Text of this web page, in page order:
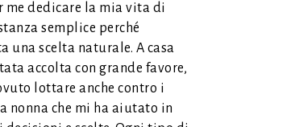
me dedicare la mia vita di
semplice perché
una scelta naturale. A casa
accolta con grande favore,
lottare anche contro i
nonna che mi ha aiutato in